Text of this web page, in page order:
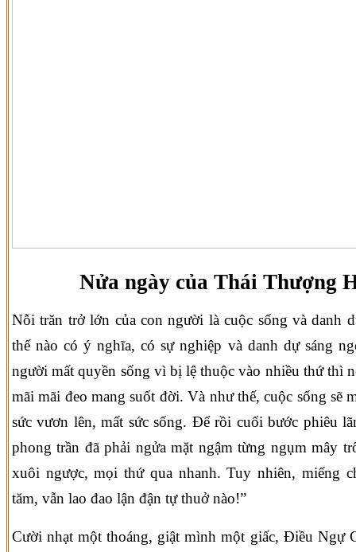
Nửa ngày của Thái Thượng
Nỗi trăn trở lớn của con người là cuộc sống và danh
thế nào có ý nghĩa, có sự nghiệp và danh dự sáng
người mất quyền sống vì bị lệ thuộc vào nhiều thứ thì
mãi mãi đeo mang suốt đời. Và như thế, cuộc sống sẽ
sức vươn lên, mất sức sống. Để rồi cuối bước phiêu
phong trần đã phải ngửa mặt ngậm từng ngụm mây
xuôi ngược, mọi thứ qua nhanh. Tuy nhiên, miếng
tăm, vẫn lao đao lận đận tự thuở nào!”
Cười nhạt một thoáng, giật mình một giấc, Điều Ngự